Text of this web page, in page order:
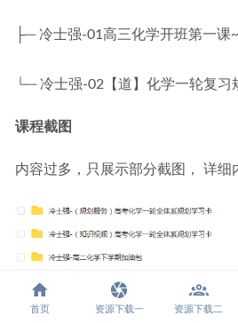
├─ 冷士强-01高三化学开班第一课
└─ 冷士强-02【道】化学一轮复习
课程截图
内容过多，只展示部分截图， 详细
首页 资源下载一 资源下载二